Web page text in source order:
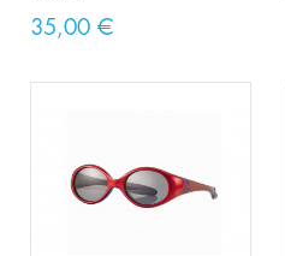
35,00 €